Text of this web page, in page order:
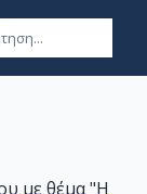
με θέμα "Η